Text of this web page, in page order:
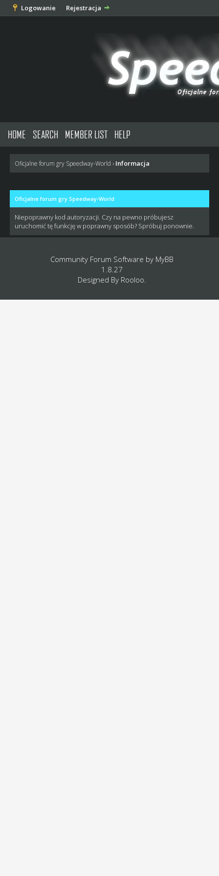
Logowanie Rejestracja
HOME SEARCH MEMBER LIST HELP
Oficjalne forum gry Speedway-World › Informacja
Oficjalne forum gry Speedway-World
Niepoprawny kod autoryzacji. Czy na pewno próbujesz
uruchomić tę funkcję w poprawny sposób? Spróbuj ponownie.
Community Forum Software by MyBB
1.8.27
Designed By Rooloo.